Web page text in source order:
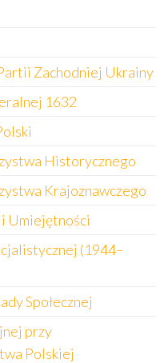
Zachodniej Ukrainy
1632
Historycznego
Krajoznawczego
Umiejętności
(1944–
Społecznej
przy
Polskiej